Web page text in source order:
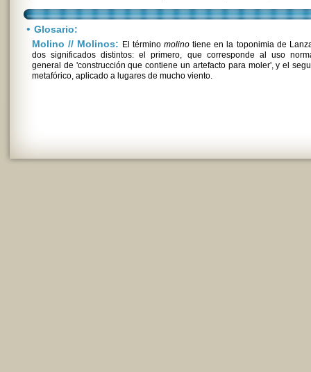
• Glosario:
Molino // Molinos: El término molinotiene en la toponimia de
dos significados distintos: el primero, que corresponde al uso
general de 'construcción que contiene un artefacto para moler', y el
metafórico, aplicado a lugares de mucho viento.